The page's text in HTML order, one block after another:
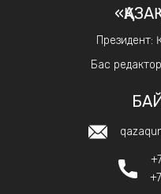
Президент:
Бас